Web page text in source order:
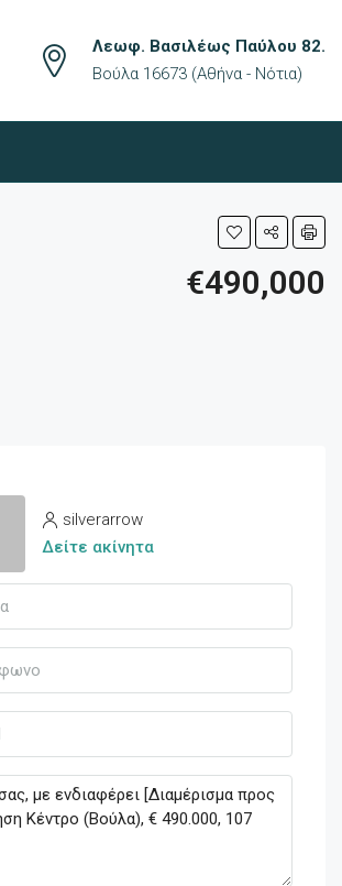
Λεωφ. Βασιλέως Παύλου 82.
Βούλα 16673 (Αθήνα - Νότια)
€490,000
silverarrow
Δείτε ακίνητα